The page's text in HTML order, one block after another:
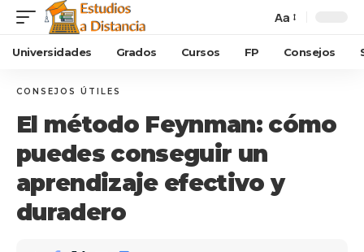
Aa
Universidades Grados Cursos FP Consejos
CONSEJOS ÚTILES
El método Feynman: cómo
puedes conseguir un
aprendizaje efectivo y
duradero